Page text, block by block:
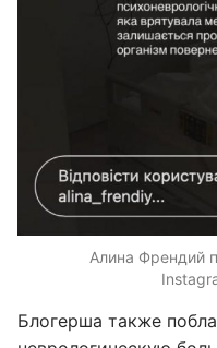
Алина Френдий
Блогерша также